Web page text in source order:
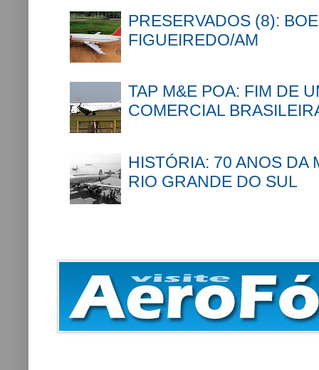
PRESERVADOS (8):
FIGUEIREDO/AM
TAP M&E POA: FIM DE
COMERCIAL
HISTÓRIA: 70 ANOS DA
RIO GRANDE DO SUL